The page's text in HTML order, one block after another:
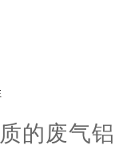
的废气